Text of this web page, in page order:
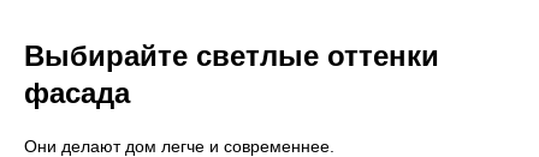
Выбирайте светлые оттенки
фасада
Они делают дом легче и современнее.
Что входит в стоимость
Проекты Блог